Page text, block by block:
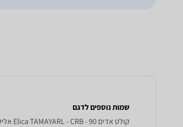
שמות נוספים לדגם
קולט אדים Elica TAMAYARL - CRB - 90 אליקה, TAMAYARL-CRB-90 אליקה , אליקה TAMAYARL-CRB-90